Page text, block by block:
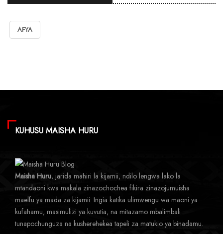
AFYA
KUHUSU MAISHA HURU
Maisha Huru, jarida mahiri la kijamii, ndilo lengwa lako la
mtandaoni kwa makala zinazochochea fikira zinazojumuisha
maelfu ya mada za kijamii. Ingia katika ulimwengu wa maoni ya
kufahamu, masimulizi ya kuvutia, na mitazamo mbalimbali
tunapochunguza na kusherehekea tapeli za matukio ya binadamu.